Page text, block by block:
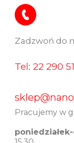
Zadzwoń do
Tel: 22 290
Pracujemy w